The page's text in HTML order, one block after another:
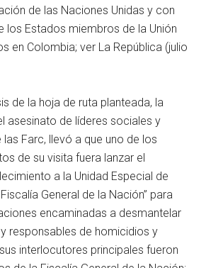
de las Naciones Unidas y con
los Estados miembros de la Unión
en Colombia; ver La República (julio
de la hoja de ruta planteada, la
asesinato de líderes sociales y
Farc, llevó a que uno de los
de su visita fuera lanzar el
a la Unidad Especial de
General de la Nación” para
encaminadas a desmantelar
responsables de homicidios y
interlocutores principales fueron